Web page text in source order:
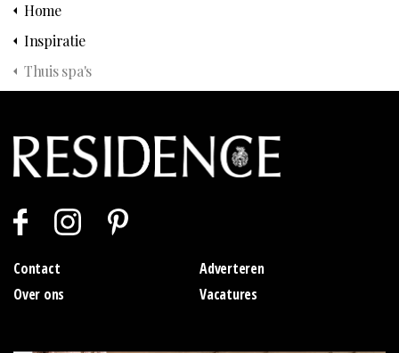
Home
Inspiratie
Thuis spa's
Contact
Adverteren
Over ons
Vacatures